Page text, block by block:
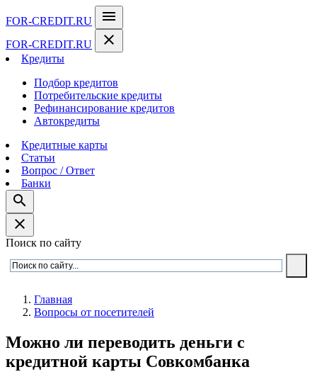
FOR-CREDIT.RU menu
FOR-CREDIT.RU close
Кредиты
Подбор кредитов
Потребительские кредиты
Рефинансирование кредитов
Автокредиты
Кредитные карты
Статьи
Вопрос / Ответ
Банки
search
close
Поиск по сайту
Главная
Вопросы от посетителей
Можно ли переводить деньги с
кредитной карты Совкомбанка